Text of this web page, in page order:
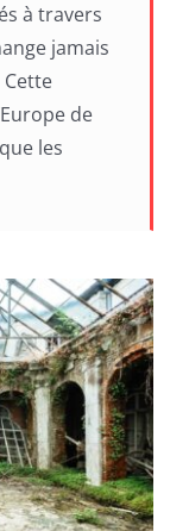
à travers
jamais
de
les